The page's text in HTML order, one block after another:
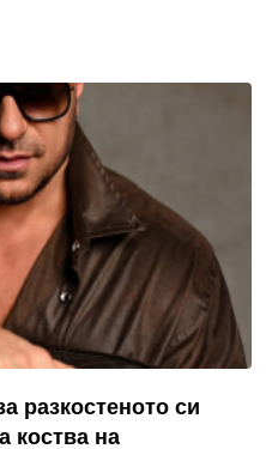
разкостеното си
коства на